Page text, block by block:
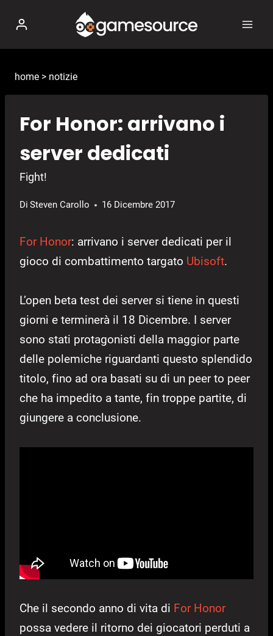
contenuto
home > notizie
For Honor: arrivano i
server dedicati
Fight!
Di Steven Carollo 16 Dicembre 2017
For Honor: arrivano i server dedicati per il
gioco di combattimento targato Ubisoft.
L’open beta test dei server si tiene in questi
giorni e terminerà il 18 Dicembre. I server
sono stati protagonisti della maggior parte
delle polemiche riguardanti questo splendido
titolo, fino ad ora basati su di un peer to peer
che ha impedito a tante, fin troppe partite, di
giungere a conclusione.
Che il secondo anno di vita di For Honor
possa vedere il ritorno dei giocatori perduti a